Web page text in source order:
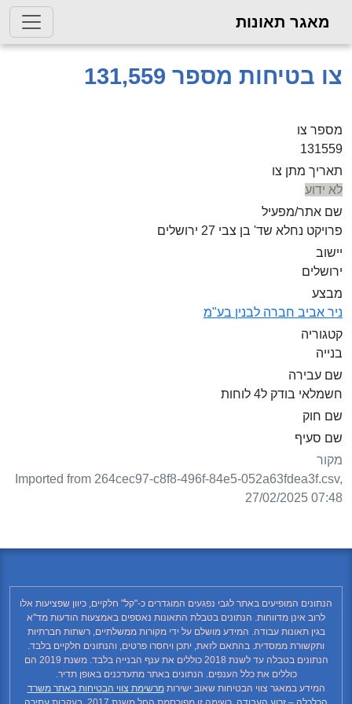
מאגר תאונות
צו בטיחות מספר 131,559
מספר צו
131559
תאריך מתן צו
לא ידוע
שם אתר/מפעיל
פרויקט נחלא שד' בן צבי 27 ירושלים
יישוב
ירושלים
מבצע
ניר אביב חברה לבנין בע"מ
קטגוריה
בנייה
שם עבירה
חשמלאי בודק ל4 לוחות
שם חוק
שם סעיף
מקור
Imported from 264cec97-c8f8-496f-84e5-052a63fdea3f.csv,
27/02/2025 07:48
הנתונים המופיעים באתר לגבי נפגעים המוגדרים כ-"קל" חלקיים, כיוון שפציעות אלו
לרוב אינן מדווחות. הנתונים בטבלת התאונות נאספים באמצעות הודעות מד"א
בגין תאונות עבודה. המידע מושלם על ידי מקורות ממשלתיים, רשתות חברתיות
ותקשורת ממסדית. בהתאם לזאת, יתכן ויחסרו פרטים, והנתונים חלקיים בלבד.
הנתונים בטבלה עד לשנת 2018 כוללים את ענף הבנייה בלבד. משנת 2019 הם
כוללים את כלל הענפים. הנתונים באתר מתעדכנים באופן תדיר.
המידע במאגר צווי הבטיחות שאוב ישירותמרשימת צווי הבטיחות באתר משרד